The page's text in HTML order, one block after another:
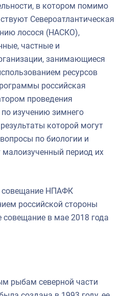
в котором помимо
Североатлантическая
лосося (НАСКО),
частные и
занимающиеся
ресурсов
российская
проведения
изучению зимнего
которой могут
по биологии и
малоизученный период их
совещание НПАФК
российской стороны
совещание в мае 2018 года
рыбам северной части